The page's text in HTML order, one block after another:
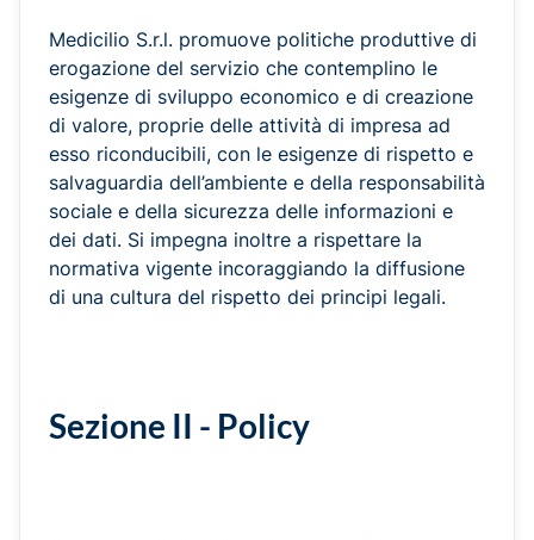
Medicilio S.r.l. promuove politiche produttive di
erogazione del servizio che contemplino le
esigenze di sviluppo economico e di creazione
di valore, proprie delle attività di impresa ad
esso riconducibili, con le esigenze di rispetto e
salvaguardia dell’ambiente e della responsabilità
sociale e della sicurezza delle informazioni e
dei dati. Si impegna inoltre a rispettare la
normativa vigente incoraggiando la diffusione
di una cultura del rispetto dei principi legali.
Sezione II - Policy